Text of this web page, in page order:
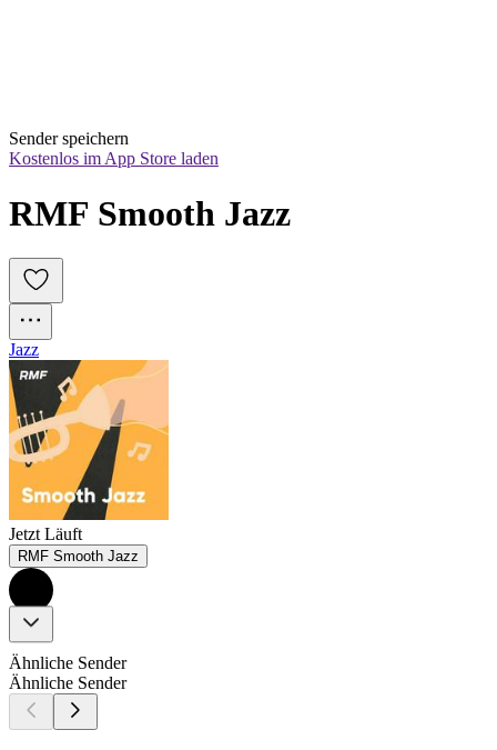
Sender speichern
Kostenlos im App Store laden
RMF Smooth Jazz
Jazz
Jetzt Läuft
RMF Smooth Jazz
Ähnliche Sender
Ähnliche Sender